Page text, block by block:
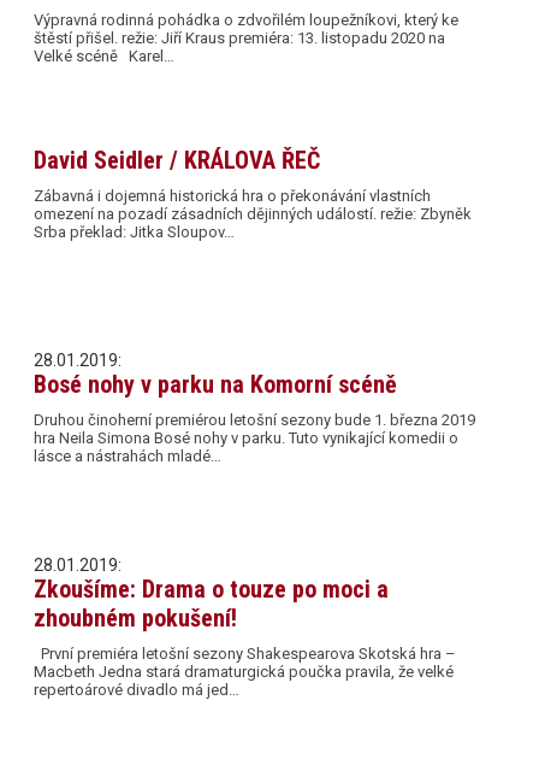
Výpravná rodinná pohádka o zdvořilém loupežníkovi, který ke
štěstí přišel. režie: Jiří Kraus premiéra: 13. listopadu 2020 na
Velké scéně Karel…
David Seidler / KRÁLOVA ŘEČ
Zábavná i dojemná historická hra o překonávání vlastních
omezení na pozadí zásadních dějinných událostí. režie: Zbyněk
Srba překlad: Jitka Sloupov…
28.01.2019:
Bosé nohy v parku na Komorní scéně
Druhou činoherní premiérou letošní sezony bude 1. března 2019
hra Neila Simona Bosé nohy v parku. Tuto vynikající komedii o
lásce a nástrahách mladé…
28.01.2019:
Zkoušíme: Drama o touze po moci a
zhoubném pokušení!
První premiéra letošní sezony Shakespearova Skotská hra –
Macbeth Jedna stará dramaturgická poučka pravila, že velké
repertoárové divadlo má jed…